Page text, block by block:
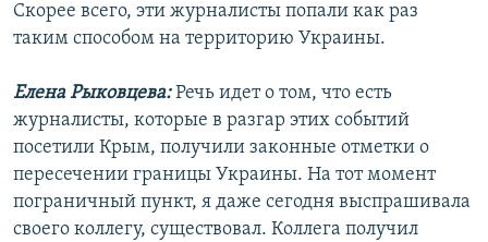
Скорее всего, эти журналисты попали как раз
таким способом на территорию Украины.
Елена Рыковцева:Речь идет о том, что есть
журналисты, которые в разгар этих событий
посетили Крым, получили законные отметки о
пересечении границы Украины. На тот момент
пограничный пункт, я даже сегодня выспрашивала
своего коллегу, существовал. Коллега получил